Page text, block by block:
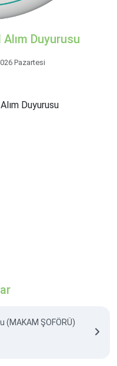
Duyurusu
Pazartesi
Duyurusu
(MAKAM ŞOFÖRÜ)